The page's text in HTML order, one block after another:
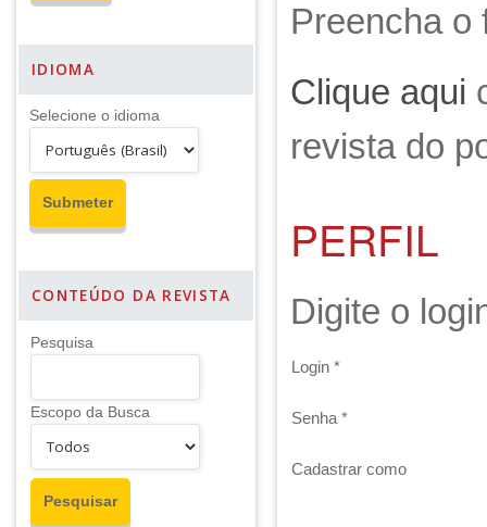
IDIOMA
Selecione o idioma
CONTEÚDO DA REVISTA
Pesquisa
Escopo da Busca
Preencha o
Clique aqui
revista do
PERFIL
Digite o
Login *
Senha *
Cadastrar como